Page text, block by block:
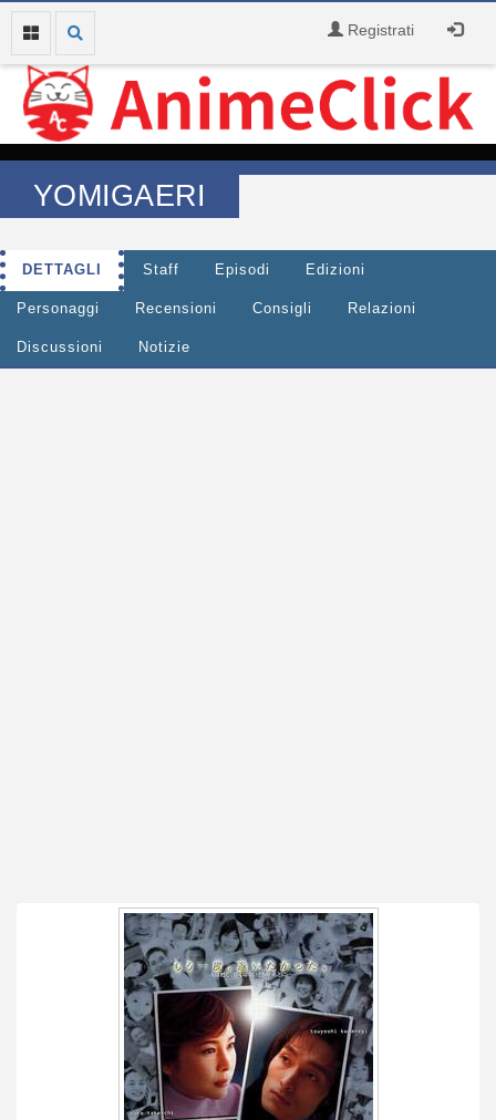
Registrati
YOMIGAERI
DETTAGLI Staff Episodi Edizioni
Personaggi Recensioni Consigli Relazioni
Discussioni Notizie